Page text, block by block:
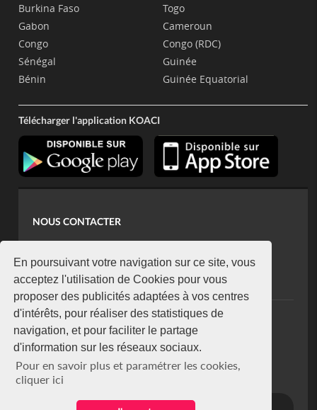
En poursuivant votre navigation sur ce site, vous
acceptez l'utilisation de Cookies pour vous
proposer des publicités adaptées à vos centres
d'intérêts, pour réaliser des statistiques de
navigation, et pour faciliter le partage
d'information sur les réseaux sociaux.
Pour en savoir plus et paramétrer les cookies,
cliquer ici
Burkina Faso
Gabon
Congo
Sénégal
Bénin
Togo
Cameroun
Congo (RDC)
Guinée
Guinée Equatorial
Télécharger l'application KOACI
NOUS CONTACTER
koaci@yahoo.fr
+225 07 08 85 52 93
NEWSLETTER
Restez connecté via notre newsletter
S'abonner
Se désabonner